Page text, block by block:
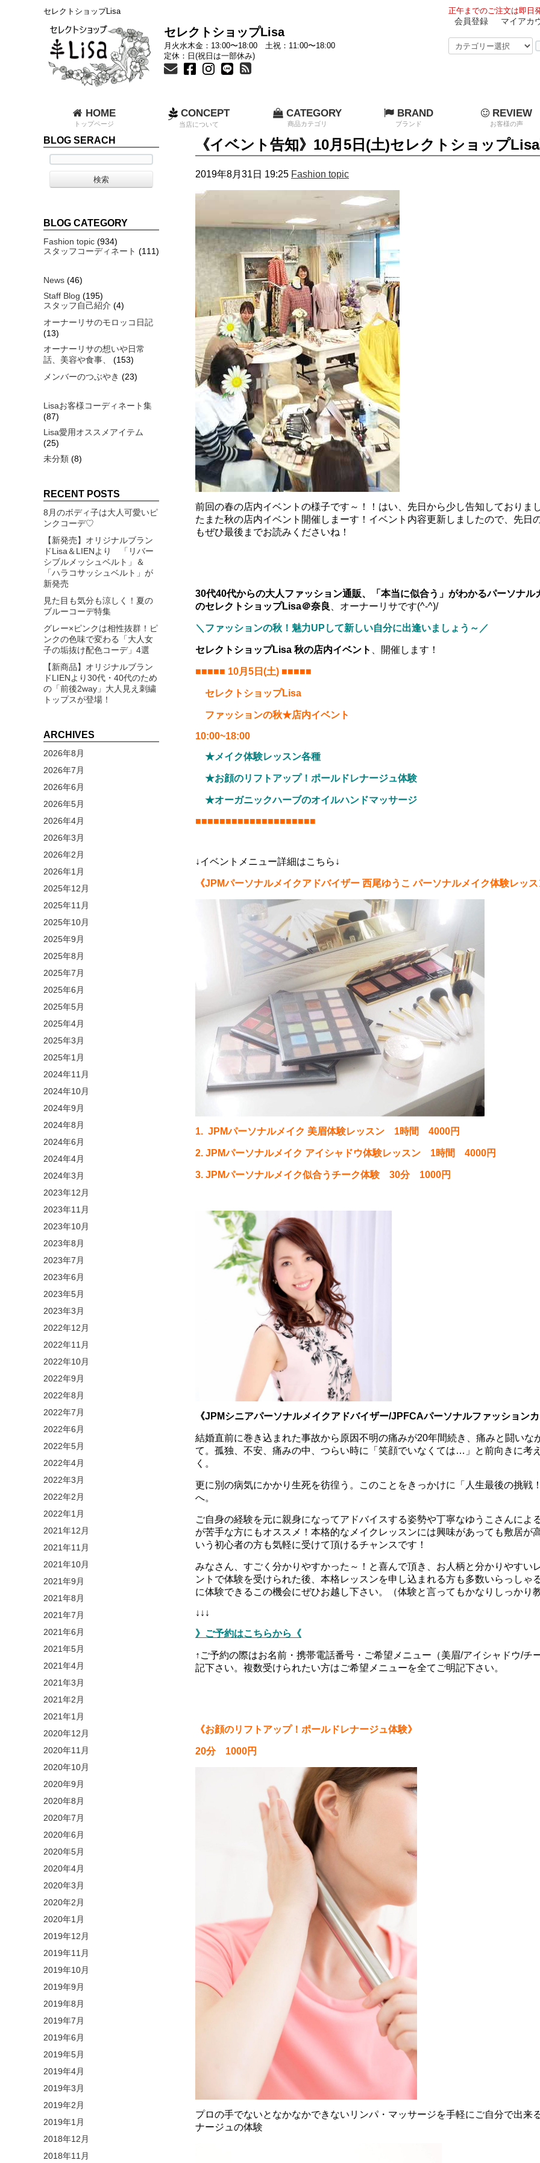
正午までのご注文は即日
会員登録 マイアカ
セレクトショップLisa
セレクトショップLisa
月火水木金：13:00〜18:00 土祝：11:00〜18:00
定休：日(祝日は一部休み)
HOME
トップページ
CONCEPT
当店について
CATEGORY
商品カテゴリ
BRAND
ブランド
REVIEW
お客様の声
《イベント告知》10月5日(土)セレクトショップ
2019年8月31日 19:25 Fashion topic
前回の春の店内イベントの様子です～！！はい、先日から少し告知しておりま
たまた秋の店内イベント開催しまーす！イベント内容更新しましたので、先日
もぜひ最後までお読みくださいね！
30代40代からの大人ファッション通販、
「本当に似合う」がわかるパーソナル
のセレクトショップLisa＠奈良 、オーナーリサです(^-^)/
＼ファッションの秋！魅力UPして新しい自分に出逢いましょう～／
セレクトショップLisa 秋の店内イベント 、開催します！
■■■■■ 10月5日(土) ■■■■■
セレクトショップLisa
ファッションの秋★店内イベント
10:00~18:00
★メイク体験レッスン各種
★お顔のリフトアップ！ポールドレナージュ体験
★オーガニックハーブのオイルハンドマッサージ
■■■■■■■■■■■■■■■■■■■■
↓イベントメニュー詳細はこちら↓
《JPMパーソナルメイクアドバイザー 西尾ゆうこ パーソナルメイク体験レッ
1. JPMパーソナルメイク 美眉体験レッスン 1時間 4000円
2. JPMパーソナルメイク アイシャドウ体験レッスン 1時間 4000円
3. JPMパーソナルメイク似合うチーク体験 30分 1000円
《JPMシニアパーソナルメイクアドバイザー/JPFCAパーソナルファッション
結婚直前に巻き込まれた事故から原因不明の痛みが20年間続き、痛みと闘いな
て。孤独、不安、痛みの中、つらい時に「笑顔でいなくては…」と前向きに考
く。
更に別の病気にかかり生死を彷徨う。このことをきっかけに「人生最後の挑戦
へ。
ご自身の経験を元に親身になってアドバイスする姿勢や丁寧なゆうこさんによ
が苦手な方にもオススメ！本格的なメイクレッスンには興味があっても敷居が
いう初心者の方も気軽に受けて頂けるチャンスです！
みなさん、すごく分かりやすかった～！と喜んで頂き、お人柄と分かりやすい
ントで体験を受けられた後、本格レッスンを申し込まれる方も多数いらっしゃ
に体験できるこの機会にぜひお越し下さい。（体験と言ってもかなりしっかり
↓↓↓
》ご予約はこちらから《
↑ご予約の際はお名前・携帯電話番号・ご希望メニュー（美眉/アイシャドウ/チ
記下さい。複数受けられたい方はご希望メニューを全てご明記下さい。
《お顔のリフトアップ！ポールドレナージュ体験》
20分 1000円
プロの手でないとなかなかできないリンパ・マッサージを手軽にご自分で出来
ナージュの体験
BLOG SERACH
BLOG CATEGORY
Fashion topic (934)
スタッフコーディネート (111)
News (46)
Staff Blog (195)
スタッフ自己紹介 (4)
オーナーリサのモロッコ日記
(13)
オーナーリサの想いや日常
話、美容や食事、
(153)
メンバーのつぶやき (23)
Lisaお客様コーディネート集
(87)
Lisa愛用オススメアイテム
(25)
未分類 (8)
RECENT POSTS
8月のボディ子は大人可愛いピ
ンクコーデ♡
【新発売】オリジナルブラン
ドLisa＆LIENより 「リバー
シブルメッシュベルト」＆
「ハラコサッシュベルト」が
新発売
見た目も気分も涼しく！夏の
ブルーコーデ特集
グレー×ピンクは相性抜群！ピ
ンクの色味で変わる「大人女
子の垢抜け配色コーデ」4選
【新商品】オリジナルブラン
ドLIENより30代・40代のため
の「前後2way」大人見え刺繍
トップスが登場！
ARCHIVES
2026年8月
2026年7月
2026年6月
2026年5月
2026年4月
2026年3月
2026年2月
2026年1月
2025年12月
2025年11月
2025年10月
2025年9月
2025年8月
2025年7月
2025年6月
2025年5月
2025年4月
2025年3月
2025年1月
2024年11月
2024年10月
2024年9月
2024年8月
2024年6月
2024年4月
2024年3月
2023年12月
2023年11月
2023年10月
2023年8月
2023年7月
2023年6月
2023年5月
2023年3月
2022年12月
2022年11月
2022年10月
2022年9月
2022年8月
2022年7月
2022年6月
2022年5月
2022年4月
2022年3月
2022年2月
2022年1月
2021年12月
2021年11月
2021年10月
2021年9月
2021年8月
2021年7月
2021年6月
2021年5月
2021年4月
2021年3月
2021年2月
2021年1月
2020年12月
2020年11月
2020年10月
2020年9月
2020年8月
2020年7月
2020年6月
2020年5月
2020年4月
2020年3月
2020年2月
2020年1月
2019年12月
2019年11月
2019年10月
2019年9月
2019年8月
2019年7月
2019年6月
2019年5月
2019年4月
2019年3月
2019年2月
2019年1月
2018年12月
2018年11月